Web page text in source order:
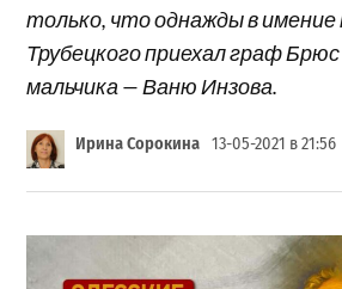
только, что однажды в имение
Трубецкого приехал граф Брюс
мальчика — Ваню Инзова.
Ирина Сорокина 13-05-2021 в 21:56